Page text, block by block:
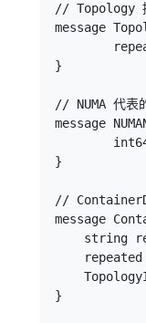
// Topology
message
}
// NUMA 代表
message
}
//
message
string
repeated
}